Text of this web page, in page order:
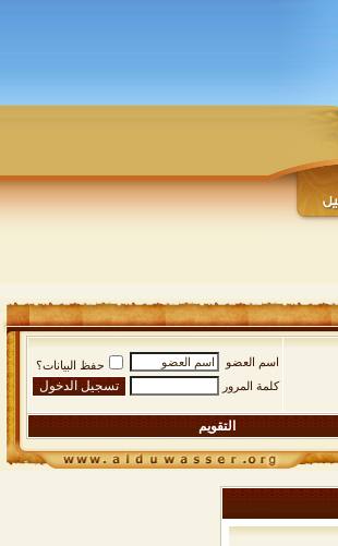
اسم العضو
حفظ البيانات؟
كلمة المرور
التقويم